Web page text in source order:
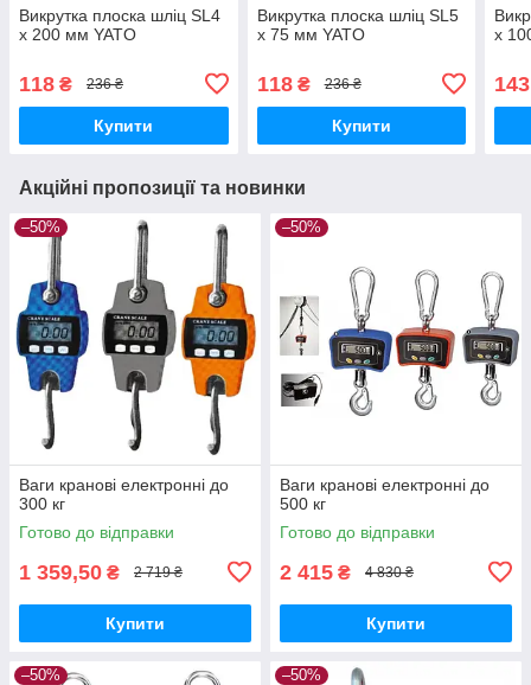
Викрутка плоска шліц SL4
х 200 мм YATO
118 ₴ 236 ₴
Купити
Викрутка плоска шліц SL5
х 75 мм YATO
118₴ 236 ₴
Купити
х
143
Акційні пропозиції та новинки
–50%
Ваги кранові електронні до
300 кг
Готово до відправки
1 359,50 ₴ 2 719 ₴
Купити
–50%
Ваги кранові електронні до
500 кг
Готово до відправки
2 415 ₴ 4 830 ₴
Купити
–50% –50%